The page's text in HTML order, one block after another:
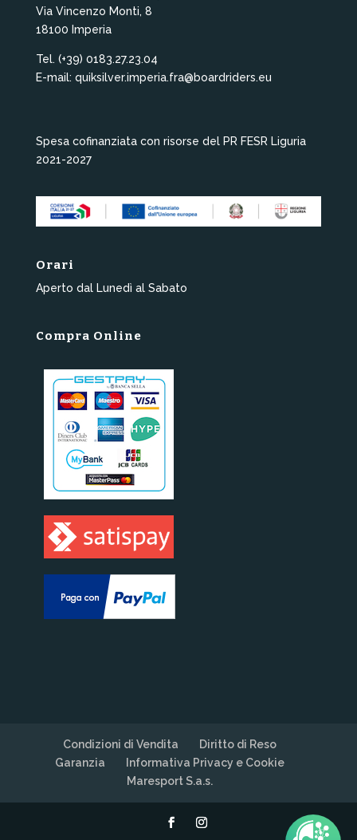
Via Vincenzo Monti, 8
18100 Imperia
Tel. (+39) 0183.27.23.04
E-mail: quiksilver.imperia.fra@boardriders.eu
Spesa cofinanziata con risorse del PR FESR Liguria
2021-2027
Orari
Aperto dal Lunedì al Sabato
Compra Online
Condizioni di Vendita
Diritto di Reso
Garanzia
Informativa Privacy e Cookie
Maresport S.a.s.